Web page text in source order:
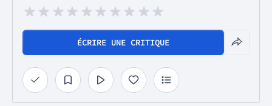
ÉCRIRE UNE CRITIQUE